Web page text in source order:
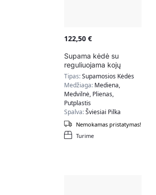
122,50 €
Supama kėdė su
reguliuojama kojų
atrama LYY41G,
šviesiai pilka
Tipas:Supamosios Kėdės
Medžiaga: Mediena,
Medvilnė, Plienas,
Putplastis
Spalva:Šviesiai Pilka
Turime
Nemokamas pristatymas!